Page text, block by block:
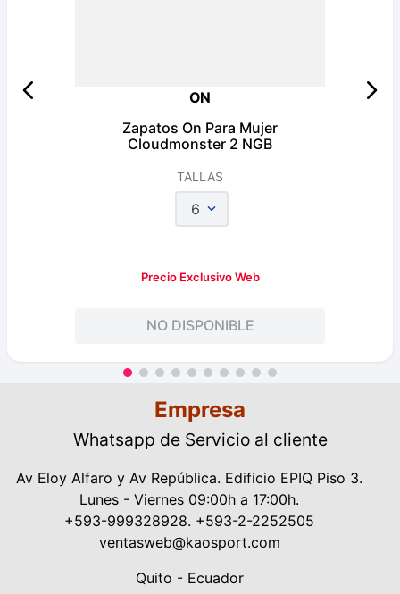
ON
Zapatos On Para Mujer
Cloudmonster 2 NGB
TALLAS
6
Precio Exclusivo Web
NO DISPONIBLE
Empresa
Whatsapp de Servicio al cliente
Av Eloy Alfaro y Av República. Edificio EPIQ Piso 3.
Lunes - Viernes 09:00h a 17:00h.
+593-999328928. +593-2-2252505
ventasweb@kaosport.com
Quito - Ecuador